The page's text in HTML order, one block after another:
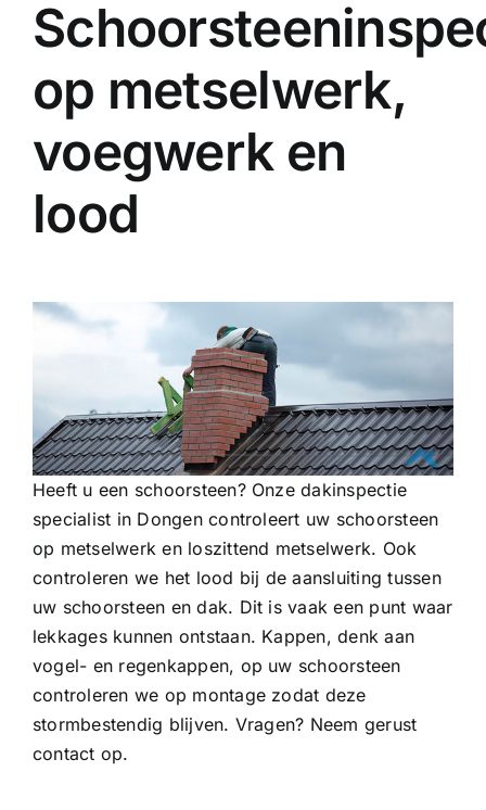
op metselwerk,
voegwerk en
lood
Heeft u een schoorsteen? Onze dakinspectie
specialist in Dongen controleert uw schoorsteen
op metselwerk en loszittend metselwerk. Ook
controleren we het lood bij de aansluiting tussen
uw schoorsteen en dak. Dit is vaak een punt waar
lekkages kunnen ontstaan. Kappen, denk aan
vogel- en regenkappen, op uw schoorsteen
controleren we op montage zodat deze
stormbestendig blijven. Vragen? Neem gerust
contact op.